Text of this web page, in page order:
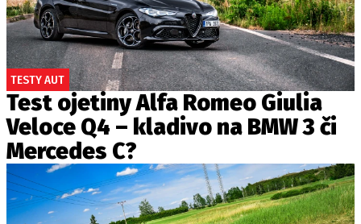
TESTY AUT
Test ojetiny Alfa Romeo Giulia
Veloce Q4 – kladivo na BMW 3 či
Mercedes C?